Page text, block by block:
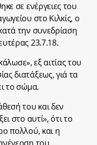
σε ενέργειες του
στο Κιλκίς, ο
την συνεδρίαση
23.7.18.
εξ αιτίας του
διατάξεως, γιά τα
το σώμα.
του και δεν
στο αυτί», ότι το
πολλού, και η